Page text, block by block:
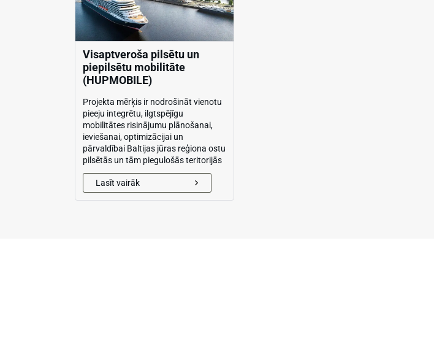
Visaptveroša pilsētu un
piepilsētu mobilitāte
(HUPMOBILE)
Projekta mērķis ir nodrošināt vienotu
pieeju integrētu, ilgtspējīgu
mobilitātes risinājumu plānošanai,
ieviešanai, optimizācijai un
pārvaldībai Baltijas jūras reģiona ostu
pilsētās un tām piegulošās teritorijās
Lasīt vairāk